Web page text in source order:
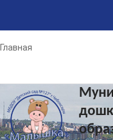
Главная